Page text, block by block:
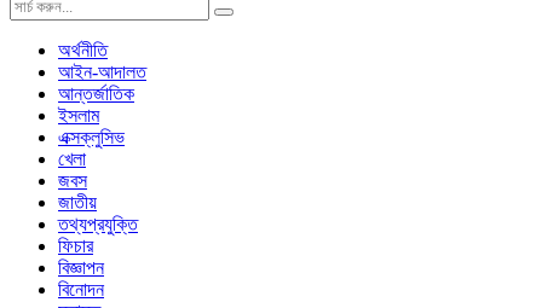
অর্থনীতি
আইন-আদালত
আন্তর্জাতিক
ইসলাম
এক্সক্লুসিভ
খেলা
জবস
জাতীয়
তথ্যপ্রযুক্তি
ফিচার
বিজ্ঞাপন
বিনোদন